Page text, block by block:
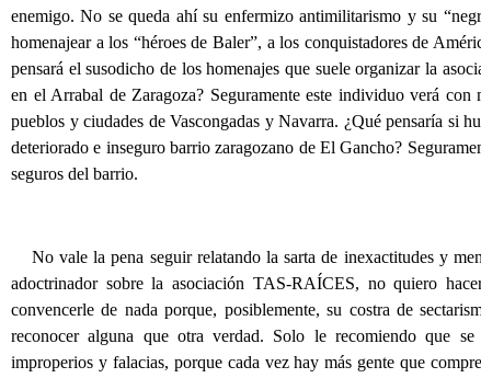
enemigo. No se queda ahí su enfermizo antimilitarismo y su
homenajear a los “héroes de Baler”, a los conquistadores de
pensará el susodicho de los homenajes que suele organizar la
en el Arrabal de Zaragoza? Seguramente este individuo verá
pueblos y ciudades de Vascongadas y Navarra. ¿Qué pensaría si
deteriorado e inseguro barrio zaragozano de El Gancho?
seguros del barrio.
No vale la pena seguir relatando la sarta de inexactitudes y
adoctrinador sobre la asociación TAS-RAÍCES, no quiero
convencerle de nada porque, posiblemente, su costra de
reconocer alguna que otra verdad. Solo le recomiendo que
improperios y falacias, porque cada vez hay más gente que